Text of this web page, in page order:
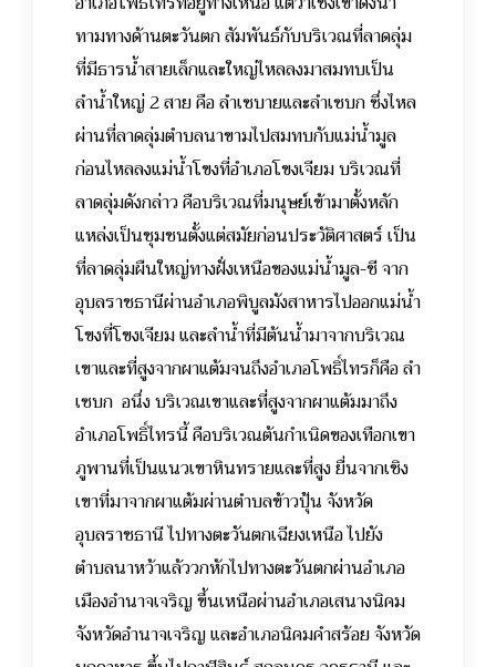
ทามทางด้านตะวันตก สัมพันธ์กับบริเวณที่ลาดลุ่ม
ที่มีธารน้ำสายเล็กและใหญ่ไหลลงมาสมทบเป็น
ลำน้ำใหญ่ 2 สาย คือ ลำเซบายและลำเซบก ซึ่งไหล
ผ่านที่ลาดลุ่มตำบลนาขามไปสมทบกับแม่น้ำมูล
ก่อนไหลลงแม่น้ำโขงที่อำเภอโขงเจียม บริเวณที่
ลาดลุ่มดังกล่าว คือบริเวณที่มนุษย์เข้ามาตั้งหลัก
แหล่งเป็นชุมชนตั้งแต่สมัยก่อนประวัติศาสตร์ เป็น
ที่ลาดลุ่มผืนใหญ่ทางฝั่งเหนือของแม่น้ำมูล-ชี จาก
อุบลราชธานีผ่านอำเภอพิบูลมังสาหารไปออกแม่น้ำ
โขงที่โขงเจียม และลำน้ำที่มีต้นน้ำมาจากบริเวณ
เขาและที่สูงจากผาแต้มจนถึงอำเภอโพธิ์ไทรก็คือ ลำ
เซบก อนึ่ง บริเวณเขาและที่สูงจากผาแต้มมาถึง
อำเภอโพธิ์ไทรนี้ คือบริเวณต้นกำเนิดของเทือกเขา
ภูพานที่เป็นแนวเขาหินทรายและที่สูง ยื่นจากเชิง
เขาที่มาจากผาแต้มผ่านตำบลข้าวปุ้น จังหวัด
อุบลราชธานี ไปทางตะวันตกเฉียงเหนือ ไปยัง
ตำบลนาหว้าแล้ววกหักไปทางตะวันตกผ่านอำเภอ
เมืองอำนาจเจริญ ขึ้นเหนือผ่านอำเภอเสนางนิคม
จังหวัดอำนาจเจริญ และอำเภอนิคมคำสร้อย จังหวัด